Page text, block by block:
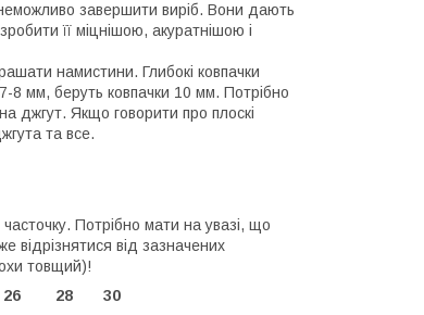
завершити виріб. Вони дають
її міцнішою, акуратнішою і
намистини. Глибокі ковпачки
8 мм, беруть ковпачки 10 мм. Потрібно
джгут. Якщо говорити про плоскі
та все.
Потрібно мати на увазі, що
відрізнятися від зазначених
товщий)!
26 28 30